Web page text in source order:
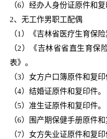
（6）经办人身份证原件和复
2、无工作男职工配偶
（1 ）《吉林省医疗生育保
（2 ）《吉林省省直生育保
表》。
（3）女方户口簿原件和复印
（4）结婚证原件和复印件。
（5）准生证原件和复印件。
（6）围产期保健手册原件和
（7）女方失业证原件和复印